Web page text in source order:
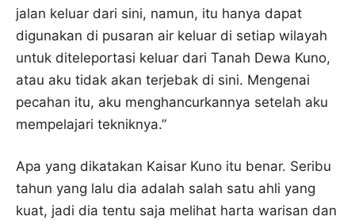
jalan keluar dari sini, namun, itu hanya dapat
digunakan di pusaran air keluar di setiap wilayah
untuk diteleportasi keluar dari Tanah Dewa Kuno,
atau aku tidak akan terjebak di sini. Mengenai
pecahan itu, aku menghancurkannya setelah aku
mempelajari tekniknya.”
Apa yang dikatakan Kaisar Kuno itu benar. Seribu
tahun yang lalu dia adalah salah satu ahli yang
kuat, jadi dia tentu saja melihat harta warisan dan